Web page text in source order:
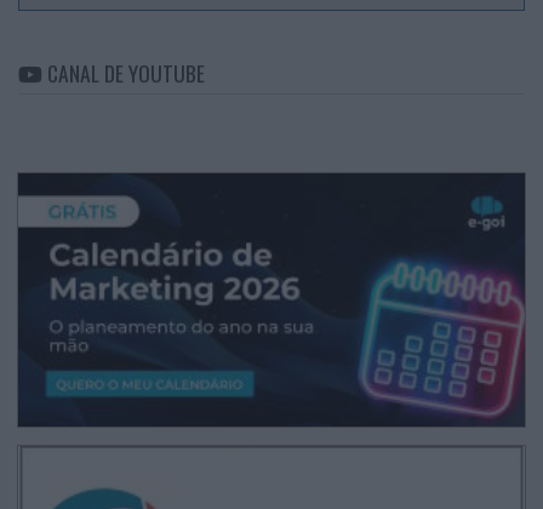
CANAL DE YOUTUBE